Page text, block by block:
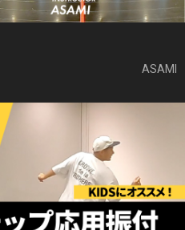
ASAMI